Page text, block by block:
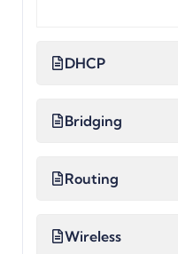
DHCP
Bridging
Routing
Wireless